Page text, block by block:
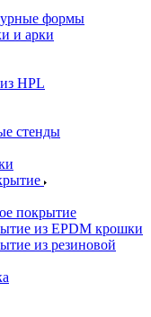
формы
и арки
HPL
стенды
покрытие
из EPDM крошки
из резиновой